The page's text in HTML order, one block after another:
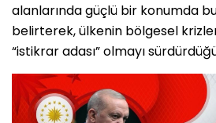
alanlarında güçlü bir konumda
belirterek, ülkenin bölgesel
“istikrar adası” olmayı